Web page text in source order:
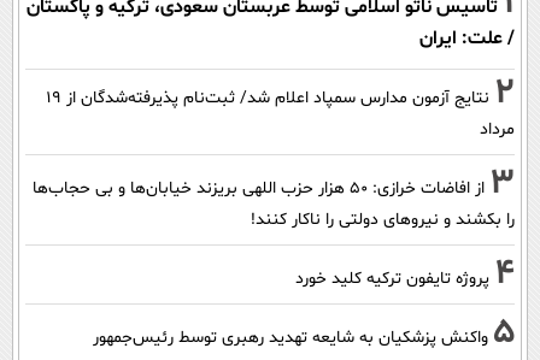
تاسیس ناتو اسلامی توسط عربستان سعودی، ترکیه و پاکستان
/ علت: ایران
2
نتایج آزمون مدارس سمپاد اعلام شد/ ثبت‌نام پذیرفته‌شدگان از ۱۹
مرداد
3
از افاضات خرازی: ۵۰ هزار حزب اللهی بریزند خیابان‌ها و بی حجاب‌ها
را بکشند و نیرو‌های دولتی را ناکار کنند!
4 پروژه تایفون ترکیه کلید خورد
5 واکنش پزشکیان به شایعه تهدید رهبری توسط رئیس‌جمهور